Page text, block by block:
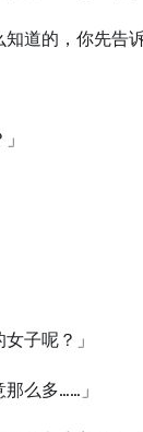
知道的，你先告
子呢？」
那么多……」